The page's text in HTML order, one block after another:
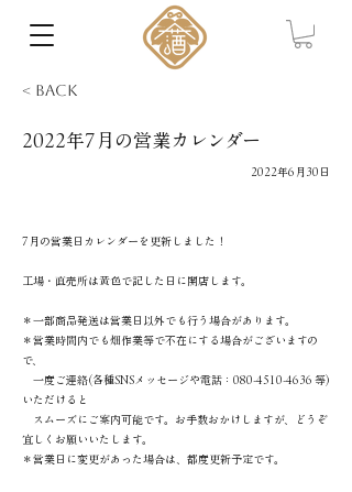
< Back
2022年7月の営業カレンダー
2022年6月30日
7月の営業日カレンダーを更新しました！
工場・直売所は黄色で記した日に開店します。
＊一部商品発送は営業日以外でも行う場合があります。
＊営業時間内でも畑作業等で不在にする場合がございますの
で、
一度ご連絡(各種SNSメッセージや電話：080-4510-4636 等)
いただけると
スムーズにご案内可能です。お手数おかけしますが、どうぞ
宜しくお願いいたします。
＊営業日に変更があった場合は、都度更新予定です。